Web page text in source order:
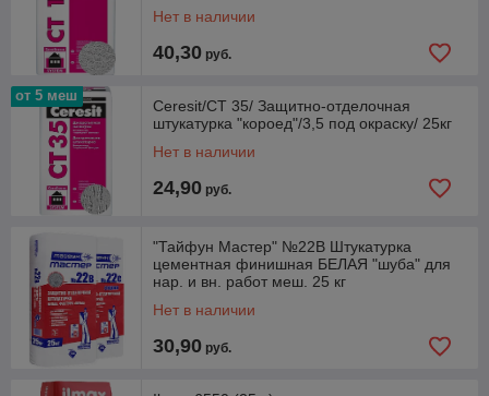
Нет в наличии
40,30 руб.
от 5 меш
Ceresit/СТ 35/ Защитно-отделочная
штукатурка "короед"/3,5 под окраску/ 25кг
Нет в наличии
24,90 руб.
"Тайфун Мастер" №22В Штукатурка
цементная финишная БЕЛАЯ "шуба" для
нар. и вн. работ меш. 25 кг
Нет в наличии
30,90 руб.